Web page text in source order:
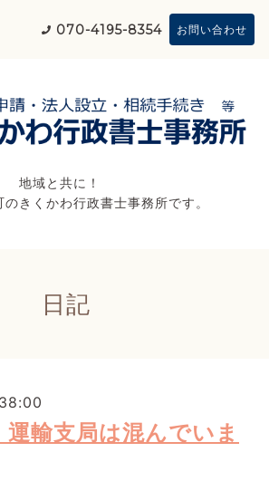
070-4195-8354 お問い合わせ
地域と共に！
きくかわ行政書士事務所です。
日記
輸支局は混んでいま